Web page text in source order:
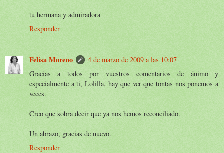
tu hermana y admiradora
Responder
Felisa Moreno
4 de marzo de 2009 a las 10:07
Gracias a todos por vuestros comentarios de ánimo y
especialmente a ti, Lolilla, hay que ver que tontas nos ponemos a
veces.
Creo que sobra decir que ya nos hemos reconciliado.
Un abrazo, gracias de nuevo.
Responder